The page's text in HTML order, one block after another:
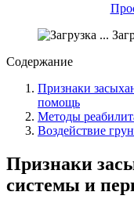
Содержание
Признаки
помощь
Методы
Воздействие
Признаки
системы и